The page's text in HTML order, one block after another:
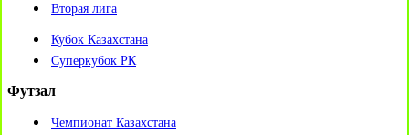
Вторая лига
Кубок Казахстана
Суперкубок РК
Футзал
Чемпионат Казахстана